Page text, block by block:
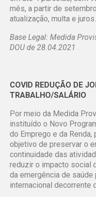
mês, a partir de
atualização, multa e juros.
Base Legal: Medida
DOU de 28.04.2021
COVID REDUÇÃO DE
TRABALHO/SALÁRIO
Por meio da Medida
instituído o Novo
do Emprego e da
objetivo de preservar o
continuidade das
reduzir o impacto social
da emergência de
internacional decorrente